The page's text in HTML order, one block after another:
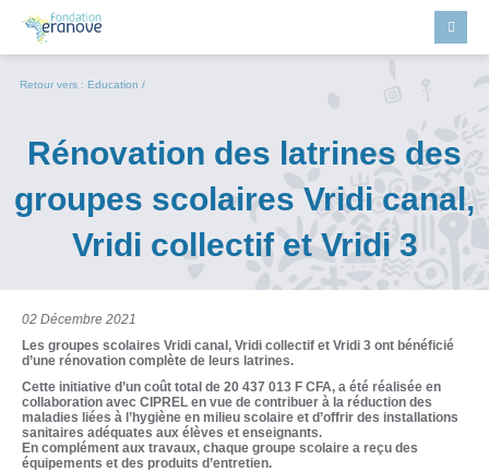
Rénovation des latrines des
groupes scolaires Vridi canal,
Vridi collectif et Vridi 3
Retour vers : Education /
02 Décembre 2021
Les groupes scolaires Vridi canal, Vridi collectif et Vridi 3 ont bénéficié
d’une rénovation complète de leurs latrines.
Cette initiative d’un coût total de 20 437 013 F CFA, a été réalisée en
collaboration avec CIPREL en vue de contribuer à la réduction des
maladies liées à l’hygiène en milieu scolaire et d’offrir des installations
sanitaires adéquates aux élèves et enseignants.
En complément aux travaux, chaque groupe scolaire a reçu des
équipements et des produits d’entretien.